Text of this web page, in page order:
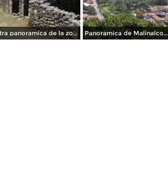
Otra panoramica de la zona arqueologica Panoramica de Malinalco desde la zona arqueologica